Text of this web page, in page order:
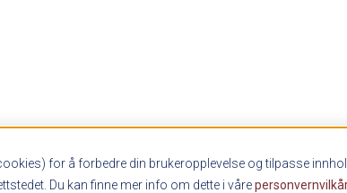
for å forbedre din brukeropplevelse og tilpasse
Du kan finne mer info om dette i våre